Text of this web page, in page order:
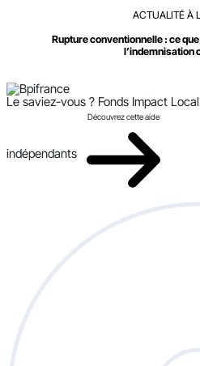
ACTUALITÉ À
Rupture conventionnelle : ce
l’indemnisation
Le saviez-vous ? Fonds Impact
indépendants
Découvrez cette aide